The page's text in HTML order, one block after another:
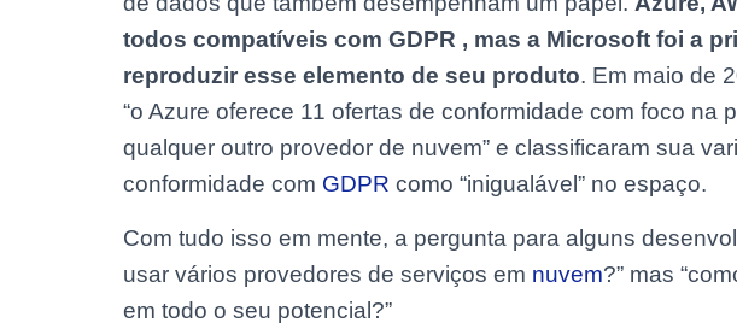
todos compatíveis com GDPR , mas a Microsoft foi a
reproduzir esse elemento de seu produto. Em maio de
“o Azure oferece 11 ofertas de conformidade com foco na
qualquer outro provedor de nuvem” e classificaram sua
conformidade com GDPR como “inigualável” no espaço.
Com tudo isso em mente, a pergunta para alguns
usar vários provedores de serviços em nuvem?” mas
em todo o seu potencial?”